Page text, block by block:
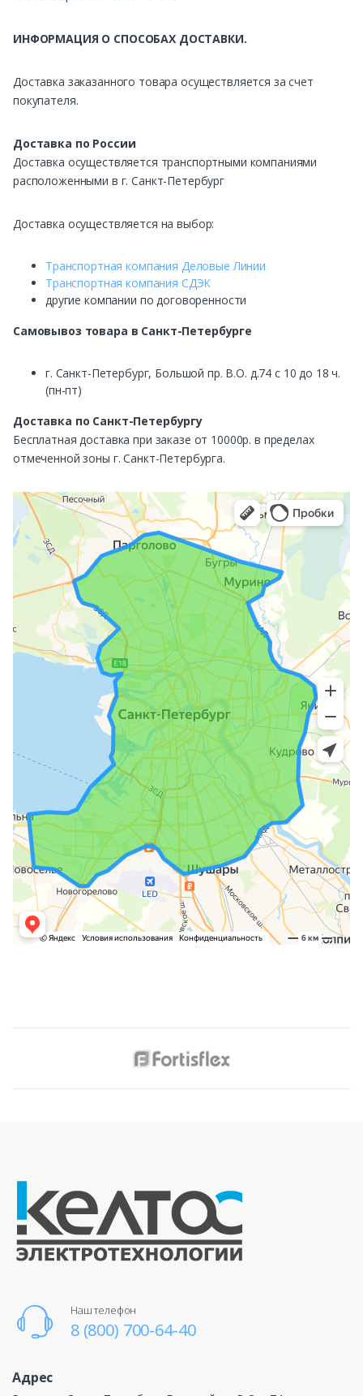
ИНФОРМАЦИЯ О СПОСОБАХ ДОСТАВКИ.
Доставка заказанного товара осуществляется за счет
покупателя.
Доставка по России
Доставка осуществляется транспортными компаниями
расположенными в г. Санкт-Петербург
Доставка осуществляется на выбор:
Транспортная компания Деловые Линии
Транспортная компания СДЭК
другие компании по договоренности
Самовывоз товара в Санкт-Петербурге
г. Санкт-Петербург, Большой пр. В.О. д.74 с 10 до 18 ч.
(пн-пт)
Доставка по Санкт-Петербургу
Бесплатная доставка при заказе от 10000р. в пределах
отмеченной зоны г. Санкт-Петербурга.
Наш телефон
8 (800) 700-64-40
Адрес